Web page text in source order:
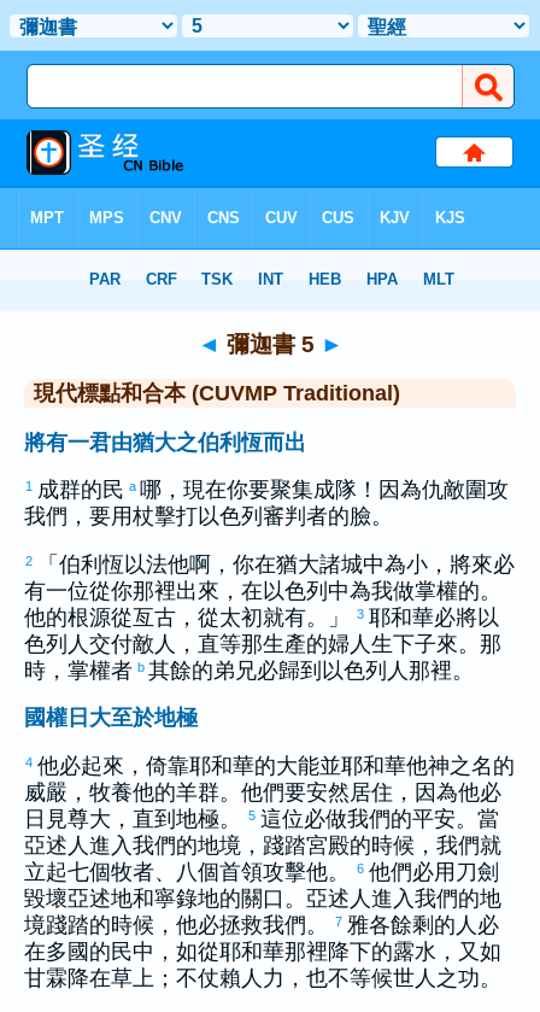
> 彌迦書 5
◄ 彌迦書 5 ►
現代標點和合本 (CUVMP Traditional)
將有一君由猶大之伯利恆而出
1 成群的民 a 哪，現在你要聚集成隊！因為仇敵圍攻
我們，要用杖擊打以色列 審判者的臉。
2 「 伯利恆 以法他啊，你在猶大諸城中為小，將來必
有一位從你那裡出來，在 以色列 中為我做掌權的。
他的根源從亙古，從太初就有。」
3 耶和華必將以
色列 人交付敵人，直等那生產的婦人生下子來。那
時，掌權者 b 其餘的弟兄必歸到 以色列 人那裡。
國權日大至於地極
4 他必起來，倚靠耶和華的大能並耶和華他神之名的
威嚴，牧養他的羊群。他們要安然居住，因為他必
日見尊大，直到地極。
5 這位必做我們的平安。當
亞述 人進入我們的地境，踐踏宮殿的時候，我們就
立起七個牧者、八個首領攻擊他。
6 他們必用刀劍
毀壞亞述地和寧錄地的關口。 亞述 人進入我們的地
境踐踏的時候，他必拯救我們。
7 雅各餘剩的人必
在多國的民中，如從耶和華那裡降下的露水，又如
甘霖降在草上；不仗賴人力，也不等候世人之功。